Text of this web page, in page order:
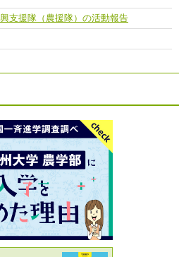
支援隊（農援隊）の活動報告